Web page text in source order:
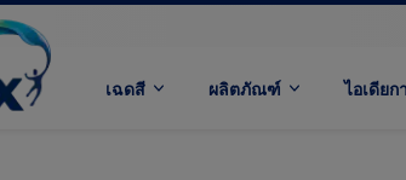
เฉดสี ผลิตภัณฑ์ ไอเดีย